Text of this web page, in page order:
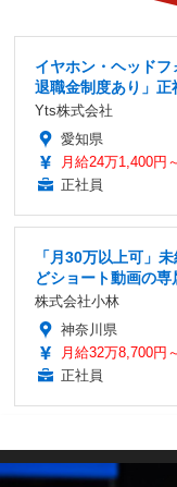
イヤホン・ヘッドフ
退職金制度あり」正
Yts株式会社
愛知県
月給24万1,400円
正社員
「月30万以上可」
どショート動画の
株式会社小林
神奈川県
月給32万8,700円
正社員